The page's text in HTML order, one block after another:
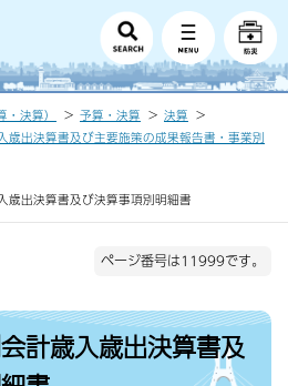
決算） 予算・決算
決算
歳出決算書及び主要施策の成果報告書・事業別
歳出決算書及び決算事項別明細書
ページ番号は11999です。
計歳入歳出決算書及